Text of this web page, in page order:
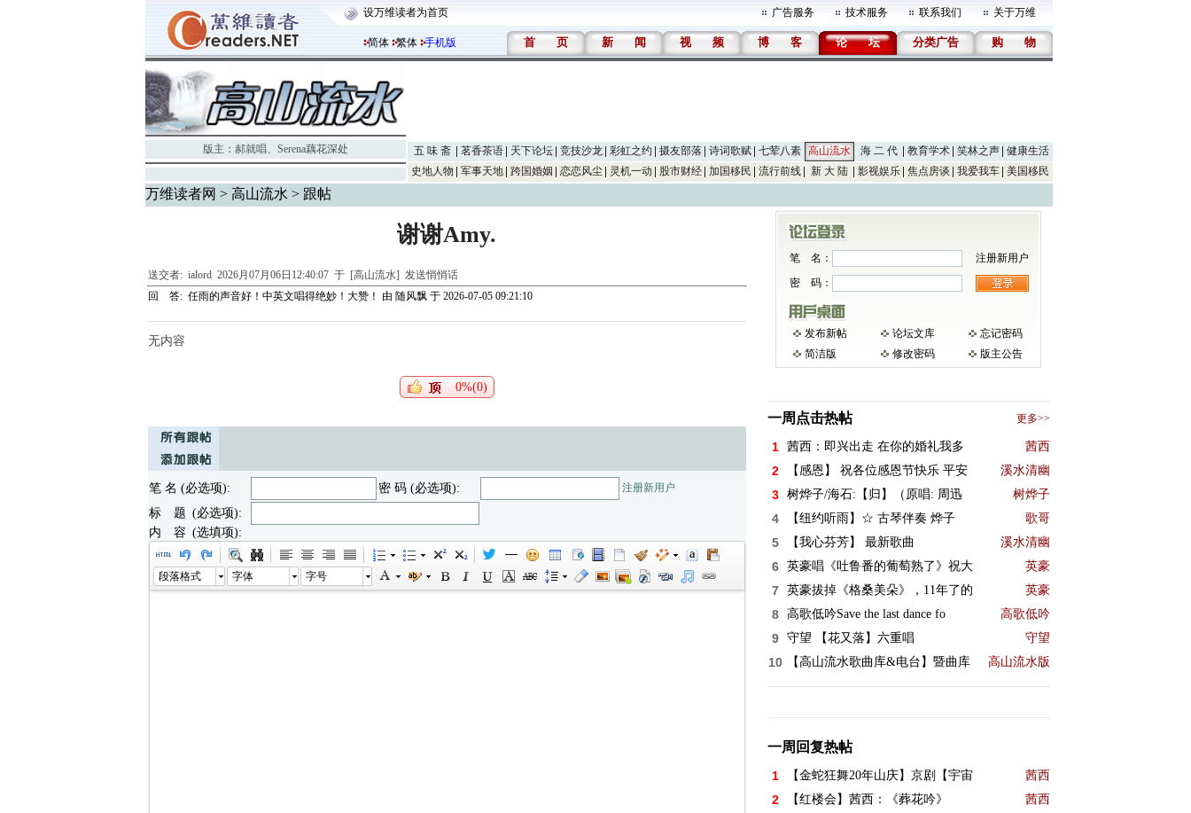
设万维读者为首页 广告服务 技术服务 联系我们 关于万维
简体 繁体 手机版 首 页 新 闻 视 频 博 客 论 坛 分类广告 购 物
版主： 郝就唱、 Serena藕花深处 五 味 斋 茗香茶语 天下论坛 竞技沙龙 彩虹之约 摄友部落 诗词歌赋 七荤八素 高山流水 海 二 代 教育学术 笑林之声
健康生活
史地人物
军事天地 跨国婚姻 恋恋风尘 灵机一动 股市财经 加国移民 流行前线 新 大 陆 影视娱乐 焦点房谈 我爱我车 美国移民
万维读者网 > 高山流水 > 跟帖
谢谢Amy.
送交者: ialord2026月07月06日12:40:07 于 [高山流水] 发送悄悄话
回 答: 任雨的声音好！中英文唱得绝妙！大赞！ 由 随风飘于 2026-07-05 09:21:10
无内容
0%(0)
笔 名 (必选项): 密 码 (必选项): 注册新用户
标 题 (必选项):
内 容 (选填项):
段落格式 字体 字号
笔 名：
注册新用户
密 码：
发布新帖 论坛文库
忘记密码
简洁版
修改密码 版主公告
一周点击热帖 更多>>
1 茜西：即兴出走 在你的婚礼我多 茜西
2 【感恩】 祝各位感恩节快乐 平安 溪水清幽
3 树烨子/海石:【归】（原唱: 周迅 树烨子
4 【纽约听雨】☆ 古琴伴奏 烨子 歌哥
5 【我心芬芳】 最新歌曲 溪水清幽
6 英豪唱《吐鲁番的葡萄熟了》祝大 英豪
7 英豪拔掉《格桑美朵》，11年了的 英豪
8 高歌低吟Save the last dance fo 高歌低吟
9 守望 【花又落】六重唱 守望
10 【高山流水歌曲库&电台】暨曲库 高山流水版
一周回复热帖
1 【金蛇狂舞20年山庆】京剧【宇宙 茜西
2 【红楼会】茜西：《葬花吟》 茜西